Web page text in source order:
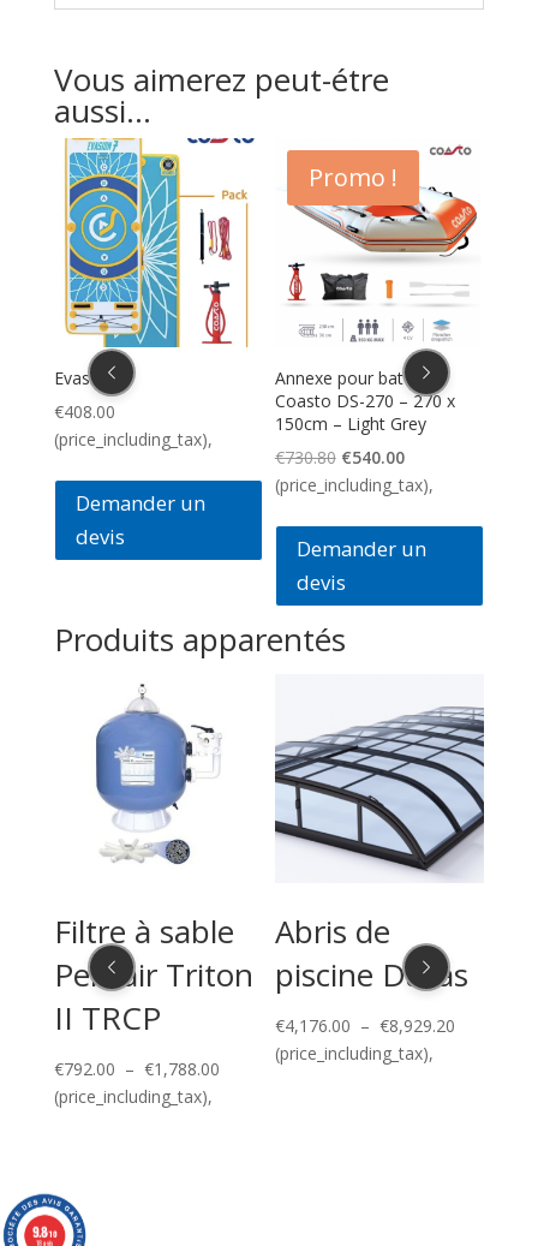
Vous aimerez peut-étre
aussi...
Promo !
Annexe pour bateau
Coasto DS-270 – 270 x
150cm – Light Grey
€
prix
initial
était :
€730.80.
540.00
prix
actuel
€540.00.
(price_including_tax),
Demander un
Stand Up Paddle Coasto
Air Surf 8’ – Ailerons
amovibles – PB-CAIRS8B
€480.00
(price_including_tax),
Produits apparentés
€1,335.60
à
Filtre à sable
Pentair Triton
II TRCP
€792.00 – €1,788.00Plage
(price_including_tax),
Abris de
piscine Dallas
€4,176.00 – €8,929.20Plage
(price_including_tax),
9.8/10
18 avis